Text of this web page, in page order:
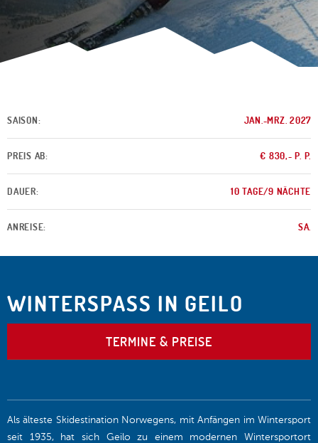
SAISON: JAN.-MRZ. 2027
PREIS AB: € 830,- P. P.
DAUER: 10 TAGE/9 NÄCHTE
ANREISE: SA.
WINTERSPASS IN GEILO
TERMINE & PREISE
Als älteste Skidestination Norwegens, mit Anfängen im Wintersport
seit 1935, hat sich Geilo zu einem modernen Wintersportort